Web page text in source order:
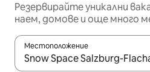
Резервирайте уникални
наем, домове и още много
Местоположение
Когато резултатите се